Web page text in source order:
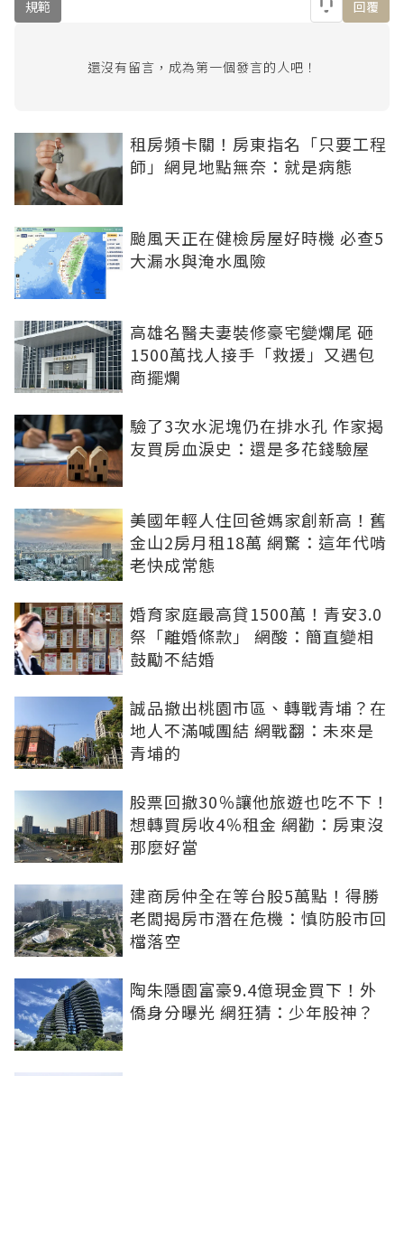
規範 回覆
還沒有留言，成為第一個發言的人吧！
租房頻卡關！房東指名「只要工程
師」網見地點無奈：就是病態
颱風天正在健檢房屋好時機 必查5
大漏水與淹水風險
高雄名醫夫妻裝修豪宅變爛尾 砸
1500萬找人接手「救援」又遇包
商擺爛
驗了3次水泥塊仍在排水孔 作家揭
友買房血淚史：還是多花錢驗屋
美國年輕人住回爸媽家創新高！舊
金山2房月租18萬 網驚：這年代啃
老快成常態
婚育家庭最高貸1500萬！青安3.0
祭「離婚條款」 網酸：簡直變相
鼓勵不結婚
誠品撤出桃園市區、轉戰青埔？在
地人不滿喊團結 網戰翻：未來是
青埔的
股票回撤30％讓他旅遊也吃不下！
想轉買房收4％租金 網勸：房東沒
那麼好當
建商房仲全在等台股5萬點！得勝
老闆揭房市潛在危機：慎防股市回
檔落空
陶朱隱園富豪9.4億現金買下！外
僑身分曝光 網狂猜：少年股神？